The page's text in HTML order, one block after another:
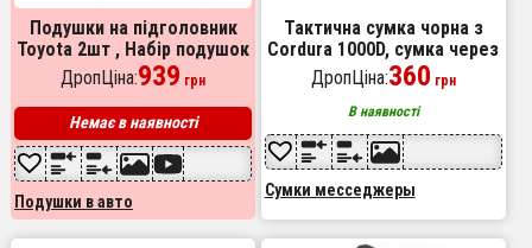
Подушки на підголовник
Toyota 2шт , Набір подушок
в авто Тойота,
Автомобільна ортопедична
подушка Тойота
ДропЦіна:939 грн
Немає в наявності
Подушки в авто
Тактична сумка чорна з
Cordura 1000D, сумка через
плече з VELCRO-панеллю
ДропЦіна:360 грн
В наявності
Сумки месседжеры